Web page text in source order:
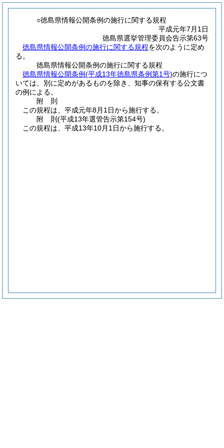
○徳島県情報公開条例の施行に関する規程
平成元年7月1日
徳島県選挙管理委員会告示第63号
徳島県情報公開条例の施行に関する規程を次のように定め
る。
徳島県情報公開条例の施行に関する規程
徳島県情報公開条例(平成13年徳島県条例第1号)の施行につ
いては、別に定めがあるものを除き、知事の保有する公文書
の例による。
附 則
この規程は、平成元年8月1日から施行する。
附 則(平成13年選管告示第154号)
この規程は、平成13年10月1日から施行する。